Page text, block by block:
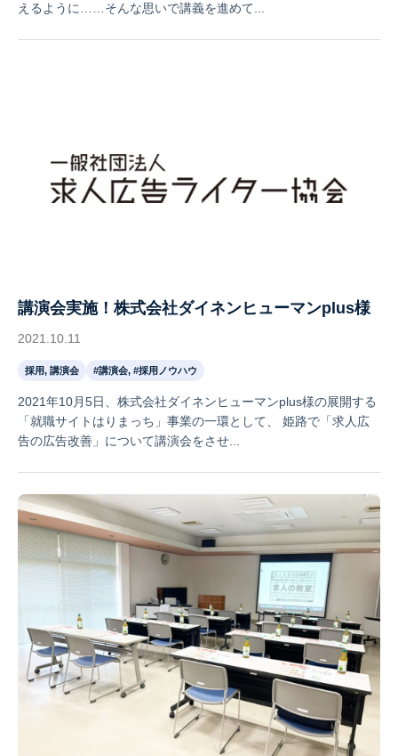
えるように……そんな思いで講義を進めて...
講演会実施！株式会社ダイネンヒューマンplus様
2021.10.11
採用, 講演会 #講演会, #採用ノウハウ
2021年10月5日、株式会社ダイネンヒューマンplus様の展開する
「就職サイトはりまっち」事業の一環として、 姫路で「求人広
告の広告改善」について講演会をさせ...